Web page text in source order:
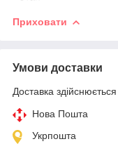
Приховати
Умови доставки
Доставка
Нова Пошта
Укрпошта